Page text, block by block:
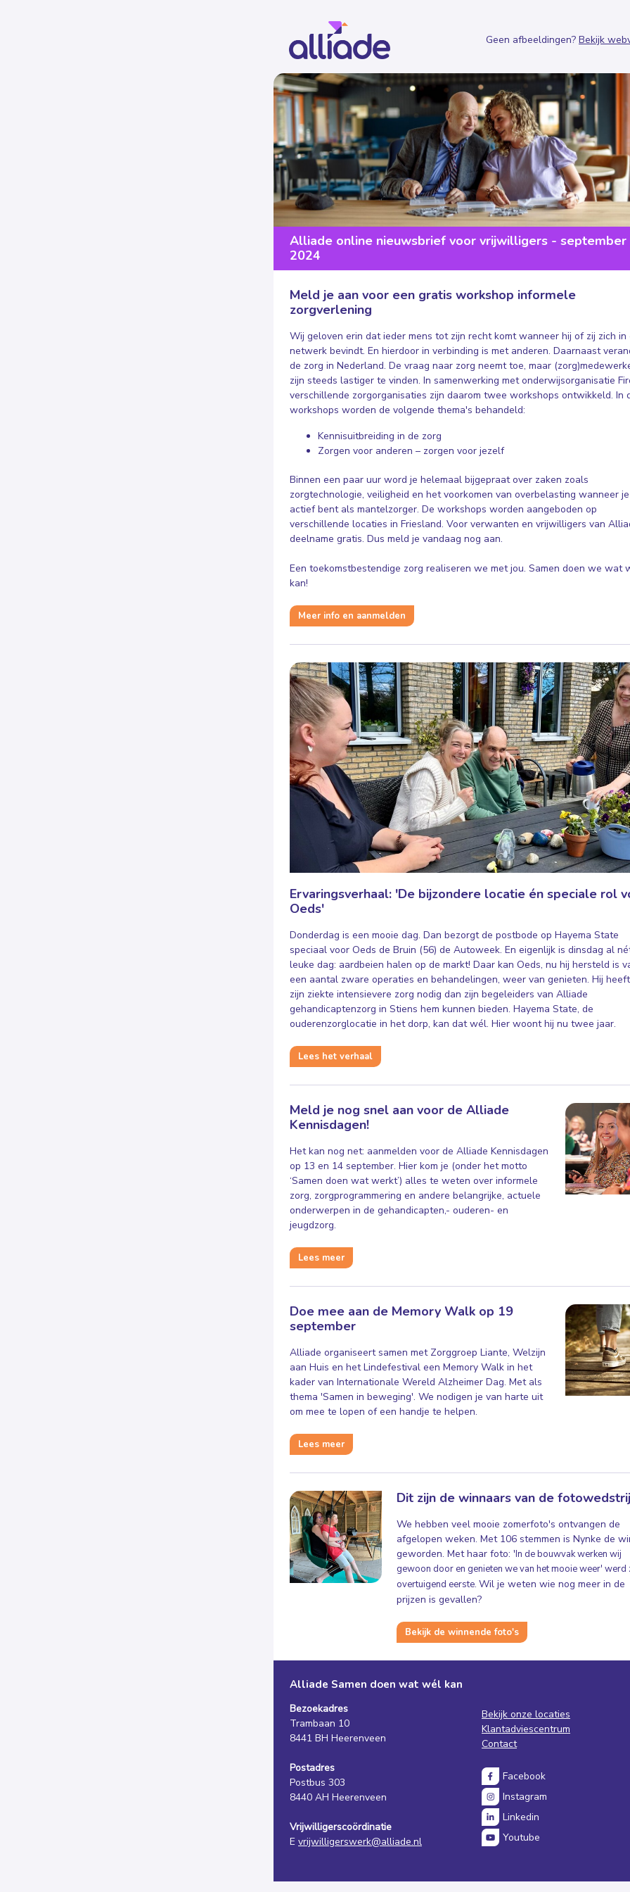
Geen afbeeldingen? Bekijk
Alliade online nieuwsbrief voor vrijwilligers - september
2024
Meld je aan voor een gratis workshop informele
zorgverlening
Wij geloven erin dat ieder mens tot zijn recht komt wanneer hij of zij zich in
netwerk bevindt. En hierdoor in verbinding is met anderen. Daarnaast
de zorg in Nederland. De vraag naar zorg neemt toe, maar
zijn steeds lastiger te vinden. In samenwerking met onderwijsorganisatie
verschillende zorgorganisaties zijn daarom twee workshops ontwikkeld. In
workshops worden de volgende thema's behandeld:
Kennisuitbreiding in de zorg
Zorgen voor anderen – zorgen voor jezelf
Binnen een paar uur word je helemaal bijgepraat over zaken zoals
zorgtechnologie, veiligheid en het voorkomen van overbelasting wanneer je
actief bent als mantelzorger. De workshops worden aangeboden op
verschillende locaties in Friesland. Voor verwanten en vrijwilligers van
deelname gratis. Dus meld je vandaag nog aan.
Een toekomstbestendige zorg realiseren we met jou. Samen doen we wat
kan!
Meer info en aanmelden
Ervaringsverhaal: 'De bijzondere locatie én speciale rol
Oeds'
Donderdag is een mooie dag. Dan bezorgt de postbode op Hayema State
speciaal voor Oeds de Bruin (56) de Autoweek. En eigenlijk is dinsdag al
leuke dag: aardbeien halen op de markt! Daar kan Oeds, nu hij hersteld is
een aantal zware operaties en behandelingen, weer van genieten. Hij
zijn ziekte intensievere zorg nodig dan zijn begeleiders van Alliade
gehandicaptenzorg in Stiens hem kunnen bieden. Hayema State, de
ouderenzorglocatie in het dorp, kan dat wél. Hier woont hij nu twee jaar.
Lees het verhaal
Meld je nog snel aan voor de Alliade
Kennisdagen!
Het kan nog net: aanmelden voor de Alliade Kennisdagen
op 13 en 14 september. Hier kom je (onder het motto
‘Samen doen wat werkt’) alles te weten over informele
zorg, zorgprogrammering en andere belangrijke, actuele
onderwerpen in de gehandicapten,- ouderen- en
jeugdzorg.
Lees meer
Doe mee aan de Memory Walk op 19
september
Alliade organiseert samen met Zorggroep Liante, Welzijn
aan Huis en het Lindefestival een Memory Walk in het
kader van Internationale Wereld Alzheimer Dag. Met als
thema 'Samen in beweging'. We nodigen je van harte uit
om mee te lopen of een handje te helpen.
Lees meer
Dit zijn de winnaars van de
We hebben veel mooie zomerfoto's ontvangen de
afgelopen weken. Met 106 stemmen is Nynke de
geworden. Met haar foto: 'In de bouwvak werken wij
gewoon door en genieten we van het mooie weer' werd
overtuigend eerste. Wil je weten wie nog meer in de
prijzen is gevallen?
Bekijk de winnende foto's
Alliade Samen doen wat wél kan
Bezoekadres
Trambaan 10
8441 BH Heerenveen
Postadres
Postbus 303
8440 AH Heerenveen
Vrijwilligerscoördinatie
E vrijwilligerswerk@alliade.nl
Bekijk onze locaties
Klantadviescentrum
Contact
Facebook
Instagram
Linkedin
Youtube